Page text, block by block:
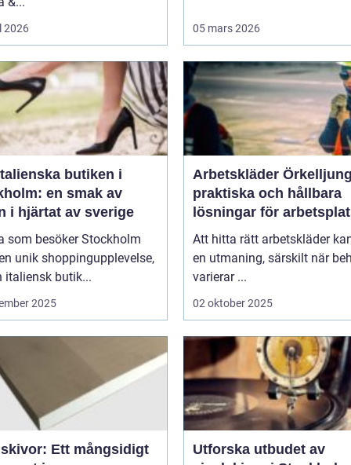
2026 05 mars 2026
butiken i
en smak av
i hjärtat av sverige
som besöker Stockholm
unik shoppingupplevelse,
italiensk butik...
2025
Arbetskläder
praktiska och hållbara
lösningar för
Att hitta rätt arbetskläder
en utmaning, särskilt när
varierar ...
02 oktober 2025
Ett mångsidigt
Utforska utbudet av